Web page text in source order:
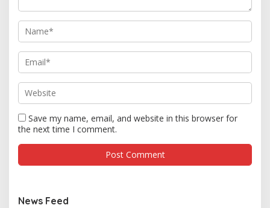
Save my name, email, and website in this browser for
the next time I comment.
News Feed